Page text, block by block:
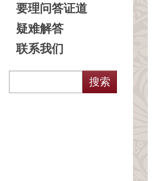
要理问答证道
疑难解答
联系我们